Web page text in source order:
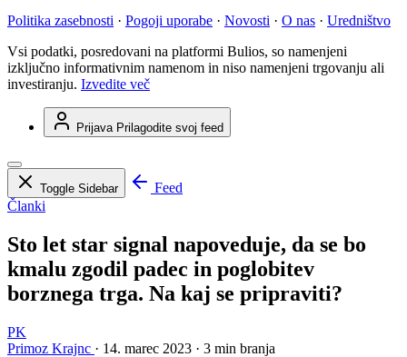
Politika zasebnosti · Pogoji uporabe · Novosti · O nas · Uredništvo
Vsi podatki, posredovani na platformi Bulios, so namenjeni
izključno informativnim namenom in niso namenjeni trgovanju ali
investiranju. Izvedite več
Prijava Prilagodite svoj feed
Toggle Sidebar
Feed
Članki
Sto let star signal napoveduje, da se bo
kmalu zgodil padec in poglobitev
borznega trga. Na kaj se pripraviti?
PK
Primoz Krajnc · 14. marec 2023 · 3 min branja